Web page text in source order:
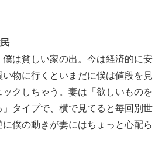
は貧しい家の出。今は経済的に安
物に行くといまだに僕は値段を見
クしちゃう。妻は「欲しいものを
タイプで、横で見てると毎回別世
僕の動きが妻にはちょっと心配ら